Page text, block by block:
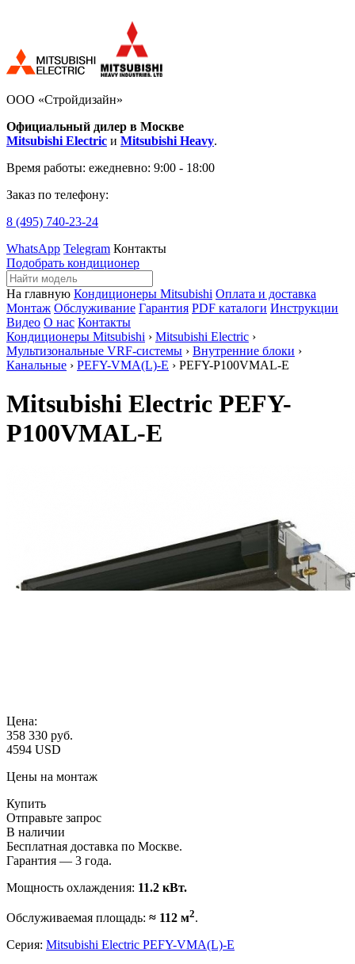
ООО «Стройдизайн»
Официальный дилер в Москве
Mitsubishi Electric и Mitsubishi Heavy.
Время работы: ежедневно: 9:00 - 18:00
Заказ по телефону:
8 (495) 740-23-24
WhatsApp Telegram Контакты
Подобрать кондиционер
На главную Кондиционеры Mitsubishi Оплата и доставка
Монтаж Обслуживание Гарантия PDF каталоги Инструкции
Видео О нас Контакты
Кондиционеры Mitsubishi › Mitsubishi Electric ›
Мультизональные VRF-системы › Внутренние блоки ›
Канальные › PEFY-VMA(L)-E › PEFY-P100VMAL-E
Mitsubishi Electric PEFY-
P100VMAL-E
Цена:
358 330 руб.
4594 USD
Цены на монтаж
Купить
Отправьте запрос
В наличии
Бесплатная доставка по Москве.
Гарантия — 3 года.
Мощность охлаждения: 11.2 кВт.
Обслуживаемая площадь: ≈ 112 м2.
Серия: Mitsubishi Electric PEFY-VMA(L)-E